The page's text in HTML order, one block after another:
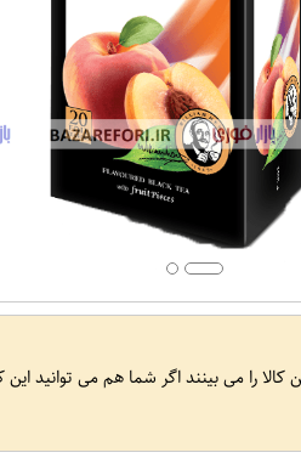
کالا را می بینند اگر شما هم می توانید این